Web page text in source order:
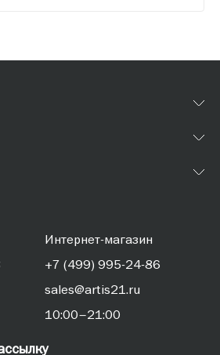
Интернет-магазин
+7 (499) 995-24-86
sales@artis21.ru
10:00–21:00